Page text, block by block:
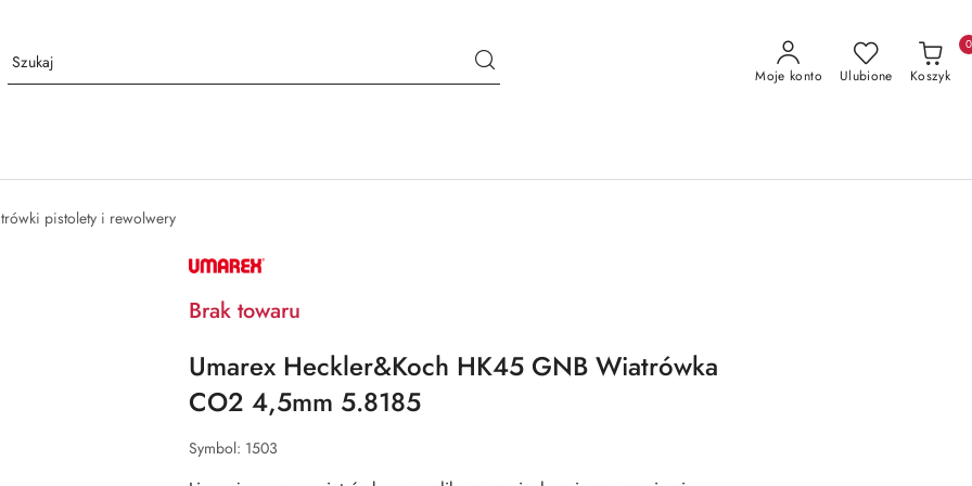
Moje konto Ulubione Koszyk
0
pistolety i rewolwery
NAZWA
PRODUCENTA:
Brak towaru
Umarex Heckler&Koch HK45 GNB Wiatrówka
CO2 4,5mm 5.8185
Symbol: 1503